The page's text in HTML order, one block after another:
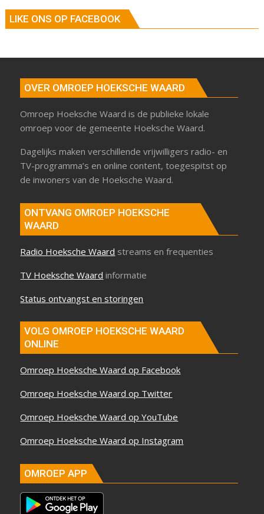
LIKE ONS OP FACEBOOK
OVER OMROEP HOEKSCHE WAARD
Omroep Hoeksche Waard is de publieke lokale
omroep voor de gemeente Hoeksche Waard.
Dagelijks maken verschillende vrijwilligers radio- en
TV-programma’s en online content, toegespitst op
de inwoners van de Hoeksche Waard.
ONTVANG OMROEP HOEKSCHE
WAARD
Radio Hoeksche Waard streams en frequenties
TV Hoeksche Waard informatie
Status ontvangst en storingen
VOLG OMROEP HOEKSCHE WAARD
ONLINE
Omroep Hoeksche Waard op Facebook
Omroep Hoeksche Waard op Twitter
Omroep Hoeksche Waard op YouTube
Omroep Hoeksche Waard op Instagram
OMROEP APP